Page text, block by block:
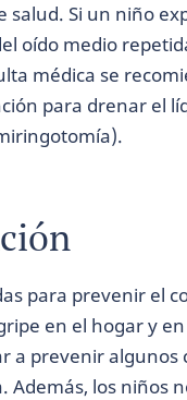
salud. Si un niño
oído medio
médica se
para drenar el
para prevenir el
en el hogar y
a prevenir algunos
Además, los niños